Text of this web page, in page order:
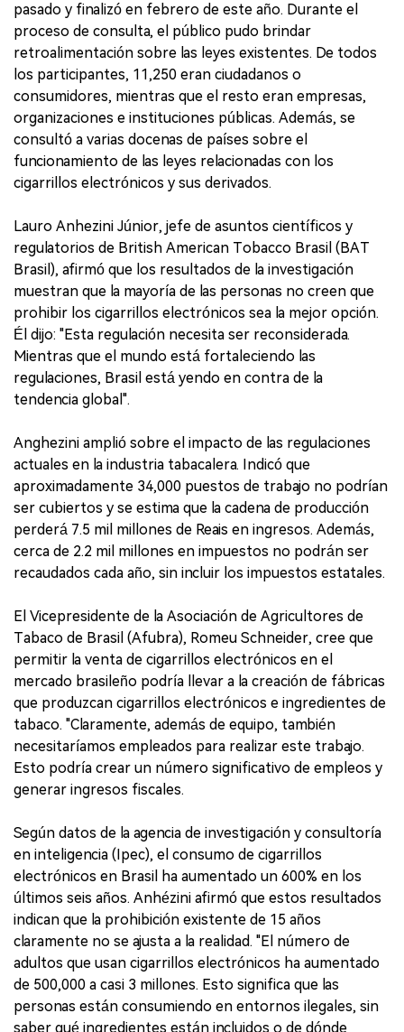
pasado y finalizó en febrero de este año. Durante el
proceso de consulta, el público pudo brindar
retroalimentación sobre las leyes existentes. De todos
los participantes, 11,250 eran ciudadanos o
consumidores, mientras que el resto eran empresas,
organizaciones e instituciones públicas. Además, se
consultó a varias docenas de países sobre el
funcionamiento de las leyes relacionadas con los
cigarrillos electrónicos y sus derivados.
Lauro Anhezini Júnior, jefe de asuntos científicos y
regulatorios de British American Tobacco Brasil (BAT
Brasil), afirmó que los resultados de la investigación
muestran que la mayoría de las personas no creen que
prohibir los cigarrillos electrónicos sea la mejor opción.
Él dijo: "Esta regulación necesita ser reconsiderada.
Mientras que el mundo está fortaleciendo las
regulaciones, Brasil está yendo en contra de la
tendencia global".
Anghezini amplió sobre el impacto de las regulaciones
actuales en la industria tabacalera. Indicó que
aproximadamente 34,000 puestos de trabajo no podrían
ser cubiertos y se estima que la cadena de producción
perderá 7.5 mil millones de Reais en ingresos. Además,
cerca de 2.2 mil millones en impuestos no podrán ser
recaudados cada año, sin incluir los impuestos estatales.
El Vicepresidente de la Asociación de Agricultores de
Tabaco de Brasil (Afubra), Romeu Schneider, cree que
permitir la venta de cigarrillos electrónicos en el
mercado brasileño podría llevar a la creación de fábricas
que produzcan cigarrillos electrónicos e ingredientes de
tabaco. "Claramente, además de equipo, también
necesitaríamos empleados para realizar este trabajo.
Esto podría crear un número significativo de empleos y
generar ingresos fiscales.
Según datos de la agencia de investigación y consultoría
en inteligencia (Ipec), el consumo de cigarrillos
electrónicos en Brasil ha aumentado un 600% en los
últimos seis años. Anhézini afirmó que estos resultados
indican que la prohibición existente de 15 años
claramente no se ajusta a la realidad. "El número de
adultos que usan cigarrillos electrónicos ha aumentado
de 500,000 a casi 3 millones. Esto significa que las
personas están consumiendo en entornos ilegales, sin
saber qué ingredientes están incluidos o de dónde